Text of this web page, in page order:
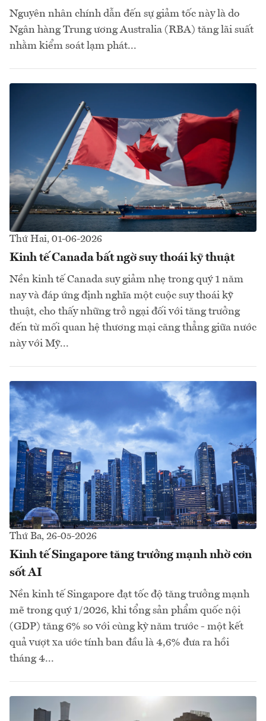
Nguyên nhân chính dẫn đến sự giảm tốc này là do
Ngân hàng Trung ương Australia (RBA) tăng lãi suất
nhằm kiểm soát lạm phát...
Thứ Hai, 01-06-2026
Kinh tế Canada bất ngờ suy thoái kỹ thuật
Nền kinh tế Canada suy giảm nhẹ trong quý 1 năm
nay và đáp ứng định nghĩa một cuộc suy thoái kỹ
thuật, cho thấy những trở ngại đối với tăng trưởng
đến từ mối quan hệ thương mại căng thẳng giữa nước
này với Mỹ...
Thứ Ba, 26-05-2026
Kinh tế Singapore tăng trưởng mạnh nhờ cơn
sốt AI
Nền kinh tế Singapore đạt tốc độ tăng trưởng mạnh
mẽ trong quý 1/2026, khi tổng sản phẩm quốc nội
(GDP) tăng 6% so với cùng kỳ năm trước - một kết
quả vượt xa ước tính ban đầu là 4,6% đưa ra hồi
tháng 4...